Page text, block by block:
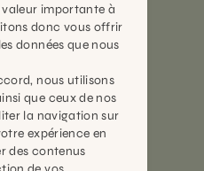
importante à
donc vous offrir
données que nous
nous utilisons
que ceux de nos
la navigation sur
expérience en
des contenus